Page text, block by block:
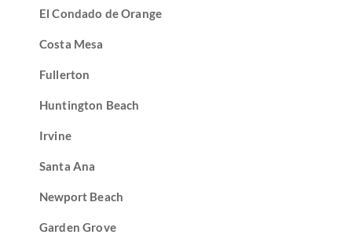
El Condado de Orange
Costa Mesa
Fullerton
Huntington Beach
Irvine
Santa Ana
Newport Beach
Garden Grove